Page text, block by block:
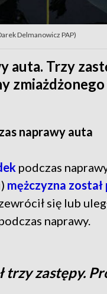
Delmanowicz PAP)
auta. Trzy
naprawy auta
podczas
mężczyzna
się lub
naprawy.
trzy zastępy.